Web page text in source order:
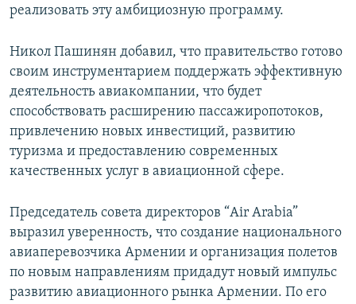
реализовать эту амбициозную программу.
Никол Пашинян добавил, что правительство готово
своим инструментарием поддержать эффективную
деятельность авиакомпании, что будет
способствовать расширению пассажиропотоков,
привлечению новых инвестиций, развитию
туризма и предоставлению современных
качественных услуг в авиационной сфере.
Председатель совета директоров “Air Arabia”
выразил уверенность, что создание национального
авиаперевозчика Армении и организация полетов
по новым направлениям придадут новый импульс
развитию авиационного рынка Армении. По его